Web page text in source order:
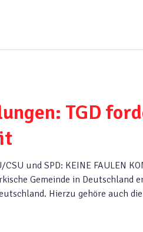
TGD
und SPD: KEINE FAULEN
Gemeinde in
Hierzu gehöre auch